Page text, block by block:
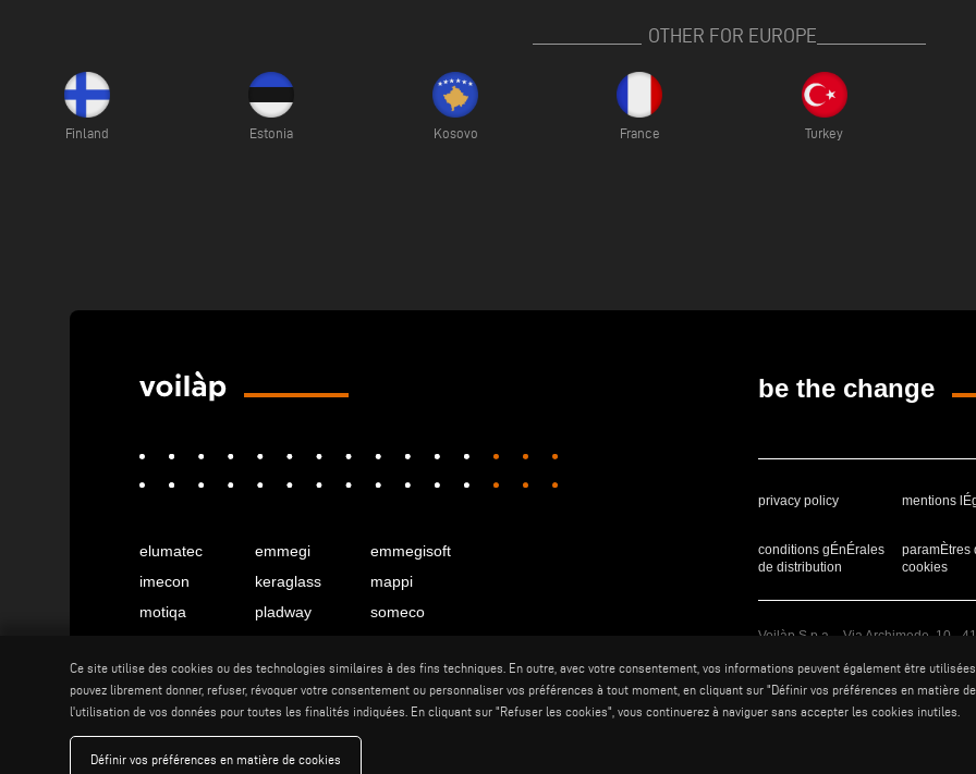
OTHER FOR EUROPE
Finland Estonia Kosovo France Turkey
elumatec emmegi
emmegisoft
imecon
keraglass
mappi
motiqa
pladway
someco
voilàp
voilàpdigital
be the change
privacy policy mentions
conditions gÉnÉrales
de distribution
paramÈtres
cookies
Voilàp S.p.a. - Via Archimede, 10 -
Ce site utilise des cookies ou des technologies similaires à des fins techniques. En outre, avec votre consentement, vos informations peuvent également être
pouvez librement donner, refuser, révoquer votre consentement ou personnaliser vos préférences à tout moment, en cliquant sur "Définir vos préférences en matière
l'utilisation de vos données pour toutes les finalités indiquées. En cliquant sur "Refuser les cookies", vous continuerez à naviguer sans accepter les cookies inutiles.
Définir vos préférences en matière de cookies